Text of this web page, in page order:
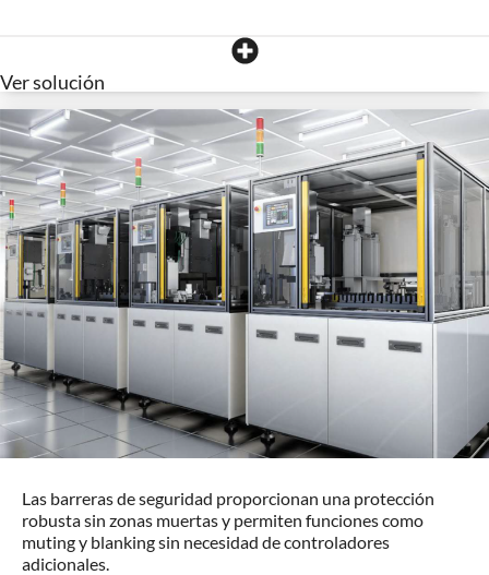
Ver solución
Las barreras de seguridad proporcionan una protección
robusta sin zonas muertas y permiten funciones como
muting y blanking sin necesidad de controladores
adicionales.